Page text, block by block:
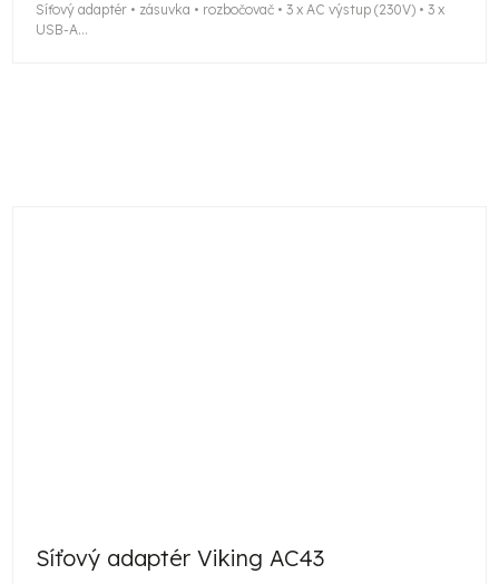
Síťový adaptér • zásuvka • rozbočovač • 3 x AC výstup (230V) • 3 x
USB-A...
Síťový adaptér Viking AC43